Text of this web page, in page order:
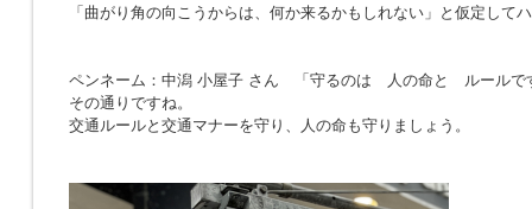
「曲がり角の向こうからは、何か来るかもしれない」と仮定して
ペンネーム：中潟 小屋子 さん 「 守るのは 人の命と ルールで
その通りですね。
交通ルールと交通マナーを守り、人の命も守りましょう。